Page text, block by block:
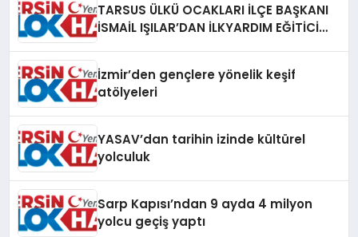
TARSUS ÜLKÜ OCAKLARI İLÇE BAŞKANI
İSMAİL IŞILAR’DAN İLKYARDIM EĞİTİCİ
İzmir’den gençlere yönelik keşif
atölyeleri
YASAV’dan tarihin izinde kültürel
yolculuk
Sarp Kapısı’ndan 9 ayda 4 milyon
yolcu geçiş yaptı